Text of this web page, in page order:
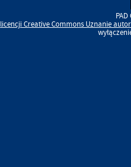
licencjiCreative Commons Uznanie